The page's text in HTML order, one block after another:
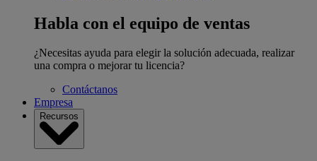
Habla con el equipo de ventas
¿Necesitas ayuda para elegir la solución adecuada, realizar
una compra o mejorar tu licencia?
Contáctanos
Empresa
Recursos